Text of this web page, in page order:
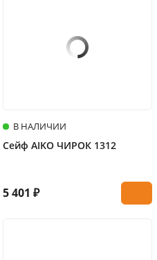
В НАЛИЧИИ
Сейф AIKO ЧИРОК 1312
5 401 ₽